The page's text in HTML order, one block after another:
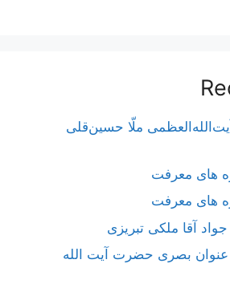
ملّا حسین‌قلی
های معرفت
های معرفت
آقا ملکی تبریزی
بصری حضرت آیت الله